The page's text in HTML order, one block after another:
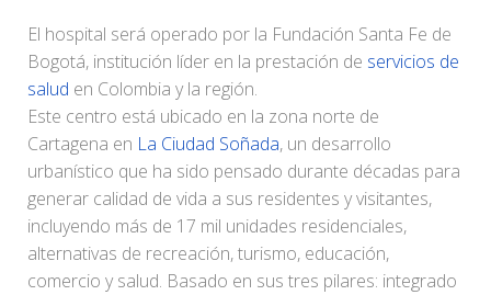
El hospital será operado por la Fundación Santa Fe de
Bogotá, institución líder en la prestación de servicios de
salud en Colombia y la región.
Este centro está ubicado en la zona norte de
Cartagena en La Ciudad Soñada, un desarrollo
urbanístico que ha sido pensado durante décadas para
generar calidad de vida a sus residentes y visitantes,
incluyendo más de 17 mil unidades residenciales,
alternativas de recreación, turismo, educación,
comercio y salud. Basado en sus tres pilares: integrado